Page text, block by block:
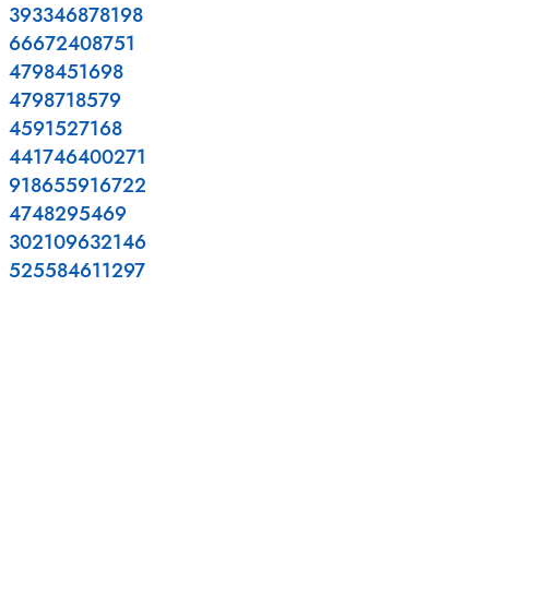
393346878198
66672408751
4798451698
4798718579
4591527168
441746400271
918655916722
4748295469
302109632146
525584611297